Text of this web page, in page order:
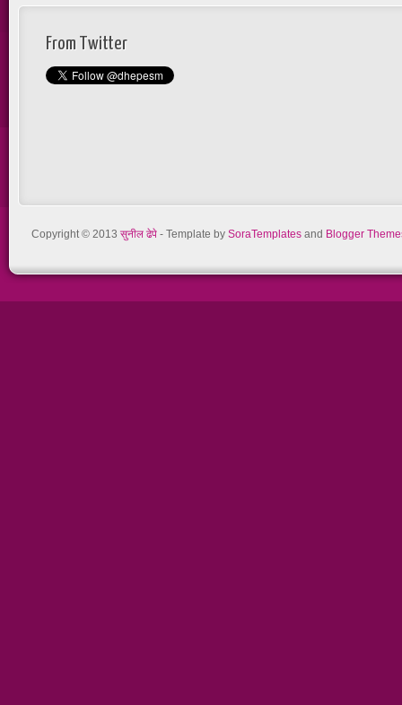
From Twitter
Copyright © 2013 सुनील ढेपे - Template by SoraTemplates and Blogger